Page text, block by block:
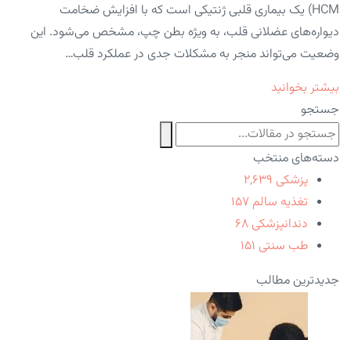
HCM) یک بیماری قلبی ژنتیکی است که با افزایش ضخامت
دیواره‌های عضلانی قلب، به ویژه بطن چپ، مشخص می‌شود. این
وضعیت می‌تواند منجر به مشکلات جدی در عملکرد قلب…
بیشتر بخوانید
جستجو
دسته‌های منتخب
پزشکی ۲,۶۳۹
تغذیه سالم ۱۵۷
دندانپزشکی ۶۸
طب سنتی ۱۵۱
جدیدترین مطالب